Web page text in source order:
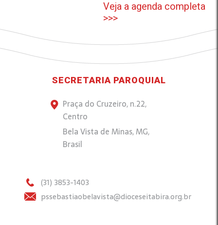
Veja a agenda completa
>>>
SECRETARIA PAROQUIAL
Praça do Cruzeiro, n.22,
Centro
Bela Vista de Minas, MG,
Brasil
(31) 3853-1403
pssebastiaobelavista@dioceseitabira.org.br